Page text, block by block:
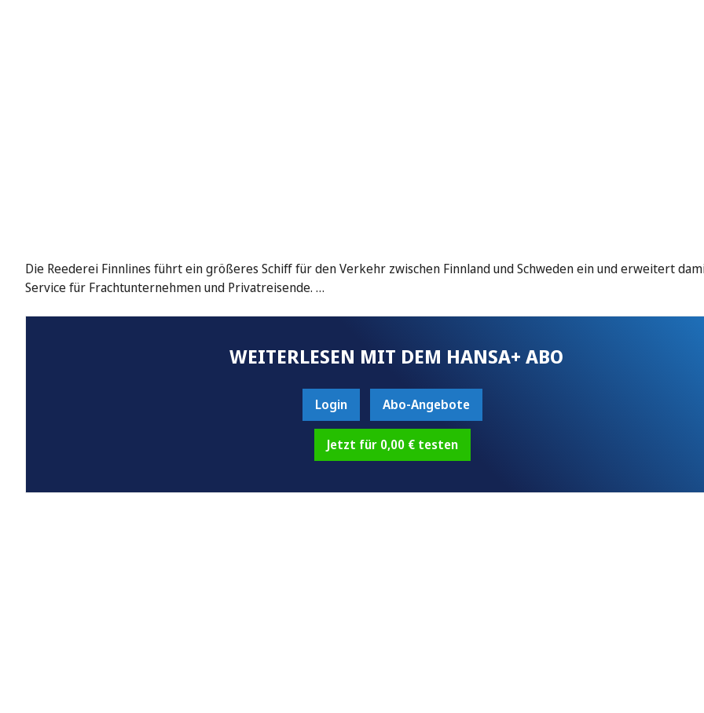
Die Reederei Finnlines führt ein größeres Schiff für den Verkehr zwischen Finnland und Schweden ein und erweitert
Service für Frachtunternehmen und Privatreisende. …
WEITERLESEN MIT DEM HANSA+ ABO
Login Abo-Angebote
Jetzt für 0,00 € testen